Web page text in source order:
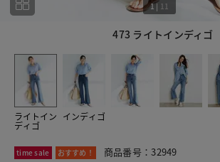
473 ライトインディゴ
1| 11
ライトイン
ディゴ
インディゴ
11
time sale おすすめ！ 商品番号：32949